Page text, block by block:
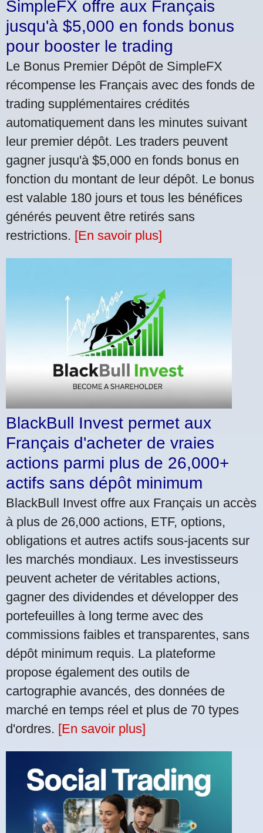
SimpleFX offre aux Français
jusqu'à $5,000 en fonds bonus
pour booster le trading
Le Bonus Premier Dépôt de SimpleFX
récompense les Français avec des fonds de
trading supplémentaires crédités
automatiquement dans les minutes suivant
leur premier dépôt. Les traders peuvent
gagner jusqu'à $5,000 en fonds bonus en
fonction du montant de leur dépôt. Le bonus
est valable 180 jours et tous les bénéfices
générés peuvent être retirés sans
restrictions. [En savoir plus]
BlackBull Invest permet aux
Français d'acheter de vraies
actions parmi plus de 26,000+
actifs sans dépôt minimum
BlackBull Invest offre aux Français un accès
à plus de 26,000 actions, ETF, options,
obligations et autres actifs sous-jacents sur
les marchés mondiaux. Les investisseurs
peuvent acheter de véritables actions,
gagner des dividendes et développer des
portefeuilles à long terme avec des
commissions faibles et transparentes, sans
dépôt minimum requis. La plateforme
propose également des outils de
cartographie avancés, des données de
marché en temps réel et plus de 70 types
d'ordres. [En savoir plus]